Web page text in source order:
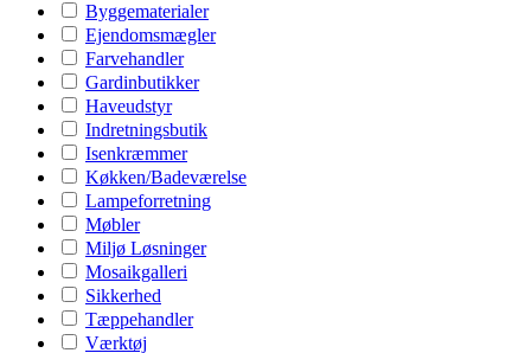
Byggematerialer
Ejendomsmægler
Farvehandler
Gardinbutikker
Haveudstyr
Indretningsbutik
Isenkræmmer
Køkken/Badeværelse
Lampeforretning
Møbler
Miljø Løsninger
Mosaikgalleri
Sikkerhed
Tæppehandler
Værktøj